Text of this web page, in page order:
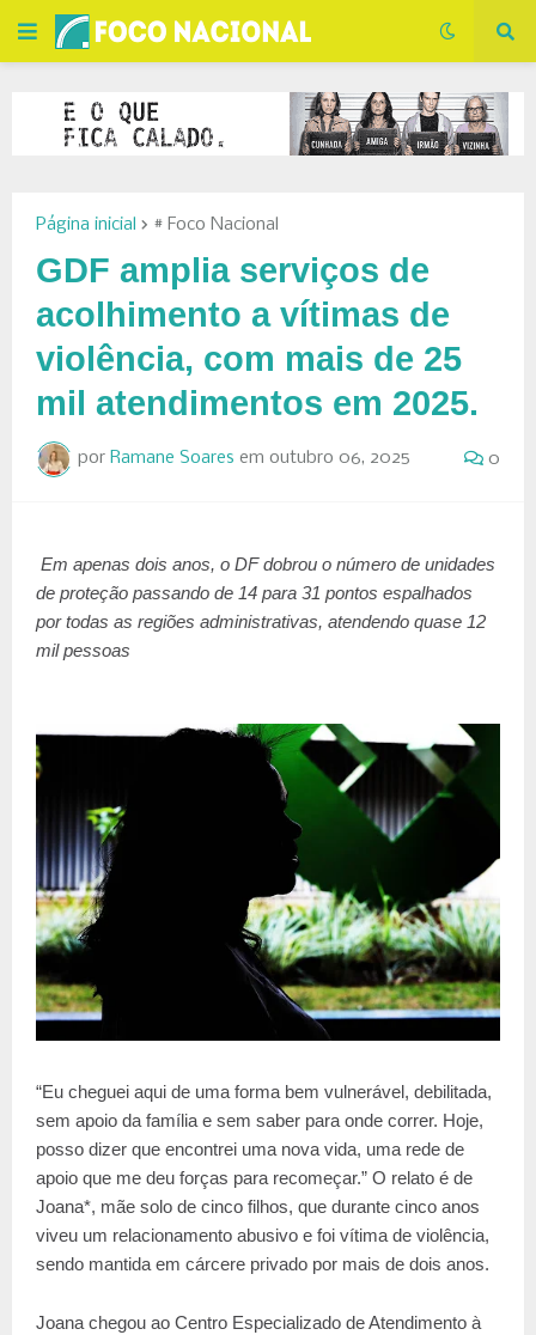
Página inicial # Foco Nacional
GDF amplia serviços de
acolhimento a vítimas de
violência, com mais de 25
mil atendimentos em 2025.
por Ramane Soares em outubro 06, 2025 0
Em apenas dois anos, o DF dobrou o número de unidades
de proteção passando de 14 para 31 pontos espalhados
por todas as regiões administrativas, atendendo quase 12
mil pessoas
“Eu cheguei aqui de uma forma bem vulnerável, debilitada,
sem apoio da família e sem saber para onde correr. Hoje,
posso dizer que encontrei uma nova vida, uma rede de
apoio que me deu forças para recomeçar.” O relato é de
Joana*, mãe solo de cinco filhos, que durante cinco anos
viveu um relacionamento abusivo e foi vítima de violência,
sendo mantida em cárcere privado por mais de dois anos.
Joana chegou ao Centro Especializado de Atendimento à